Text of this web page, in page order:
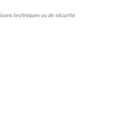
techniques ou de sécurité,